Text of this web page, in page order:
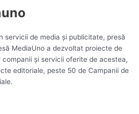
servicii de media și publicitate, presă
MediaUno a dezvoltat proiecte de
companii și servicii oferite de acestea,
editoriale, peste 50 de Campanii de